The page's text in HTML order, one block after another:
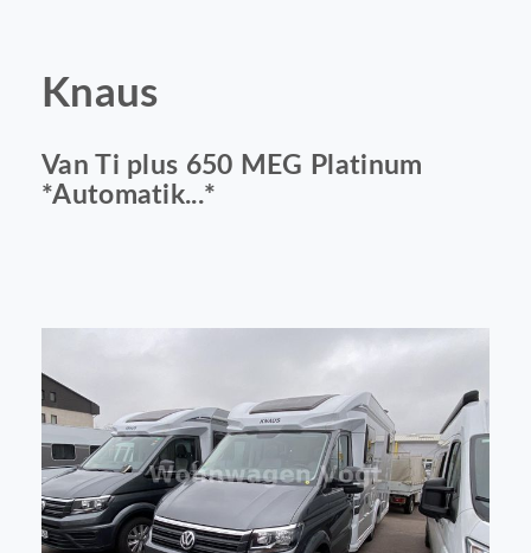
Knaus
Van Ti plus 650 MEG Platinum
*Automatik...*